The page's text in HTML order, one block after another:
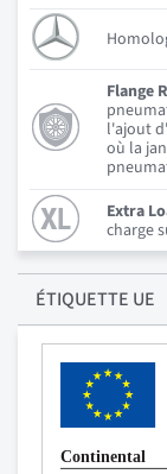
Flange
l'ajout
où la
Extra
charge
ÉTIQUETTE UE